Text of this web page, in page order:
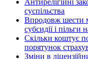
суспільства
Впродовж шести
субсидії і
Скільки коштує
порятунок
Зміни в